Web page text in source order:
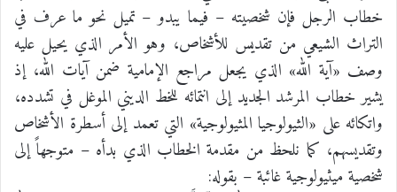
خطاب الرجل فإن شخصيته – فيما يبدو – تميل نحو ما عرف في
التراث الشيعي من تقديس للأشخاص، وهو الأمر الذي يحيل عليه
وصف «آية الله» الذي يجعل مراجع الإمامية ضمن آيات الله، إذ
يشير خطاب المرشد الجديد إلى انتمائه للخط الديني الموغل في تشدده،
واتكائه على «الثيولوجيا المثيولوجية» التي تعمد إلى أسطرة الأشخاص
وتقديسهم، كما نلحظ من مقدمة الخطاب الذي بدأه – متوجهاً إلى
شخصية ميثيولوجية غائبة – بقوله: